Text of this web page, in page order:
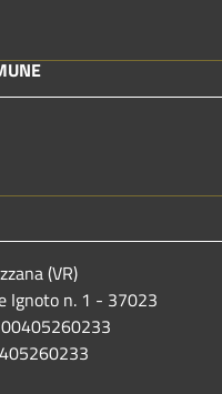
(VR)
Ignoto n. 1 - 37023
00405260233